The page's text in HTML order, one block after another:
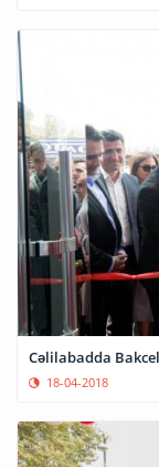
Cəlilabadda
18-04-2018